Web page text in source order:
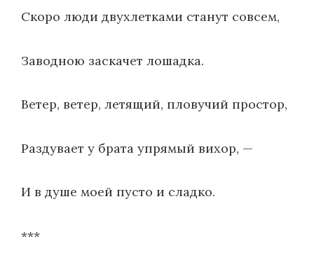
Скоро люди двухлетками станут совсем,
Заводною заскачет лошадка.
Ветер, ветер, летящий, пловучий простор,
Раздувает у брата упрямый вихор, —
И в душе моей пусто и сладко.
***